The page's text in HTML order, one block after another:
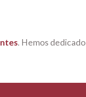
. Hemos